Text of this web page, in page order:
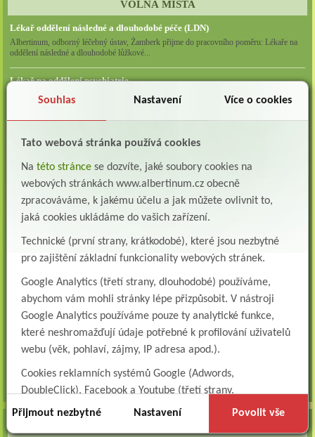
VOLNÁ MÍSTA
Lékař oddělení následné a dlouhodobé péče (LDN)
Albertinum, odborný léčebný ústav, Žamberk přijme do pracovního poměru: Lékaře na
oddělení následné a dlouhodobé lůžkové...
Lékař na oddělení psychiatrie
Albertinum, odborný léčebný ústav, Žamberkpřijme do pracovního poměru: Lékaře na
oddělení psychiatrie ...
Albertinum, odborný léčebný ústav, Žamberk přijme do pracovního poměru: Lékaře na
Všeobecná/praktická sestra na LDN
Přidejte se k nám Do našeho týmu přijmeme všeobecnou nebo praktickou sestru na
lůžkové oddělení následné a dlouhodobé pé...
Všeobecná sestra na plicní oddělení
Albertinum, odborný léčebný ústav, přijme do pracovního poměru: VŠEOBECNÁ
SESTRA na oddělení pneumologie a ftizeologiePr...
Albertinum, OLÚ, Žamberk přijme
KLINICKÉHO LOGOPEDA Nab...
Ergoterapeut/ka
poměru: ERGOTERAPEUTA, EGOTERAPEUTKU Požadujeme:odbornou způsobi...
všechna volná místa »
Souhlas Nastavení Více o cookies
Tato webová stránka používá cookies
Na této stránce se dozvíte, jaké soubory cookies na
webových stránkách www.albertinum.cz obecně
zpracováváme, k jakému účelu a jak můžete ovlivnit to,
jaká cookies ukládáme do vašich zařízení.
Technické (první strany, krátkodobé), které jsou nezbytné
pro zajištění základní funkcionality webových stránek.
Google Analytics (třetí strany, dlouhodobé) používáme,
abychom vám mohli stránky lépe přizpůsobit. V nástroji
Google Analytics používáme pouze ty analytické funkce,
které neshromažďují údaje potřebné k profilování uživatelů
webu (věk, pohlaví, zájmy, IP adresa apod.).
Cookies reklamních systémů Google (Adwords,
DoubleClick), Facebook a Youtube (třetí strany,
dlouhodobé). Tyto
cookiesslouží k marketingovému
Přijmout nezbytné Nastavení Povolit vše